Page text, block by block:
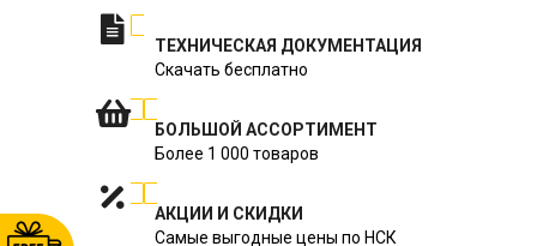
ТЕХНИЧЕСКАЯ ДОКУМЕНТАЦИЯ
Скачать бесплатно
БОЛЬШОЙ АССОРТИМЕНТ
Более 1 000 товаров
АКЦИИ И СКИДКИ
Самые выгодные цены по НСК